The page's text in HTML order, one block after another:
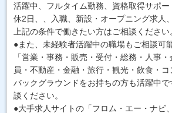
活躍中、フルタイム勤務、資格取得サポー
休2日、、入職、新設・オープニング求人
上記の条件で働きたい方はご相談ください
●また、未経験者活躍中の職場もご相談可
「営業・事務・販売・受付・総務・人事
員・不動産・金融・旅行・観光・飲食・
バックグラウンドをお持ちの方も活躍中
談ください。
●大手求人サイトの「フロム・エー・ナビ